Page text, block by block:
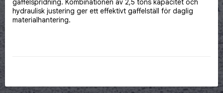
hydraulisk justering ger ett effektivt gaffelställ för daglig
materialhantering.